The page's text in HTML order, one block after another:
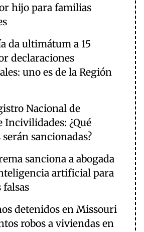
hijo para familias
da ultimátum a 15
declaraciones
uno es de la Región
Nacional de
Incivilidades: ¿Qué
sancionadas?
sanciona a abogada
artificial para
falsas
detenidos en Missouri
robos a viviendas en